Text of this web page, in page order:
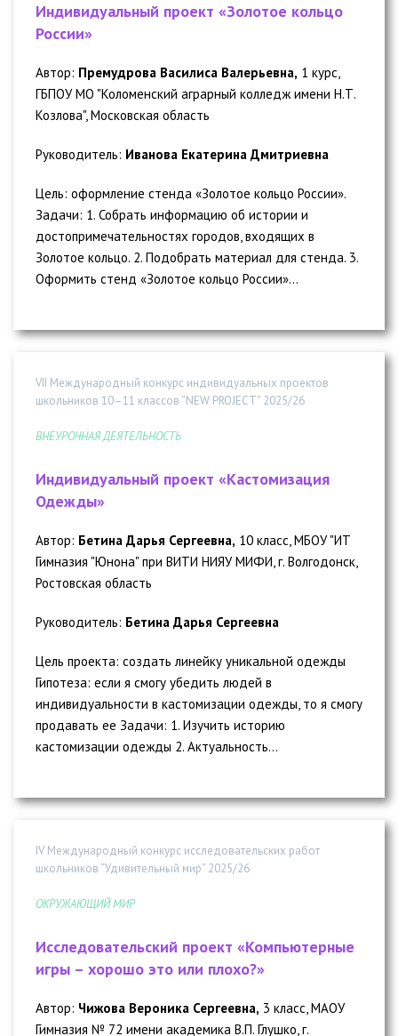
Индивидуальный проект «Золотое кольцо
России»
Автор: Премудрова Василиса Валерьевна, 1 курс,
ГБПОУ МО "Коломенский аграрный колледж имени Н.Т.
Козлова", Московская область
Руководитель: Иванова Екатерина Дмитриевна
Цель: оформление стенда «Золотое кольцо России».
Задачи: 1. Собрать информацию об истории и
достопримечательностях городов, входящих в
Золотое кольцо. 2. Подобрать материал для стенда. 3.
Оформить стенд «Золотое кольцо России»...
VII Международный конкурс индивидуальных проектов
школьников 10–11 классов “NEW PROJECT” 2025/26
ВНЕУРОЧНАЯ ДЕЯТЕЛЬНОСТЬ
Индивидуальный проект «Кастомизация
Одежды»
Автор: Бетина Дарья Сергеевна, 10 класс, МБОУ "ИТ
Гимназия "Юнона" при ВИТИ НИЯУ МИФИ, г. Волгодонск,
Ростовская область
Руководитель: Бетина Дарья Сергеевна
Цель проекта: создать линейку уникальной одежды
Гипотеза: если я смогу убедить людей в
индивидуальности в кастомизации одежды, то я смогу
продавать ее Задачи: 1. Изучить историю
кастомизации одежды 2. Актуальность...
IV Международный конкурс исследовательских работ
школьников “Удивительный мир” 2025/26
ОКРУЖАЮЩИЙ МИР
Исследовательский проект «Компьютерные
игры – хорошо это или плохо?»
Автор: Чижова Вероника Сергеевна, 3 класс, МАОУ
Гимназия № 72 имени академика В.П. Глушко, г.